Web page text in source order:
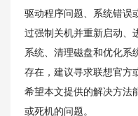
驱动程序问题、系统错误
过强制关机并重新启动、
系统、清理磁盘和优化系
存在，建议寻求联想官方
希望本文提供的解决方法
或死机的问题。